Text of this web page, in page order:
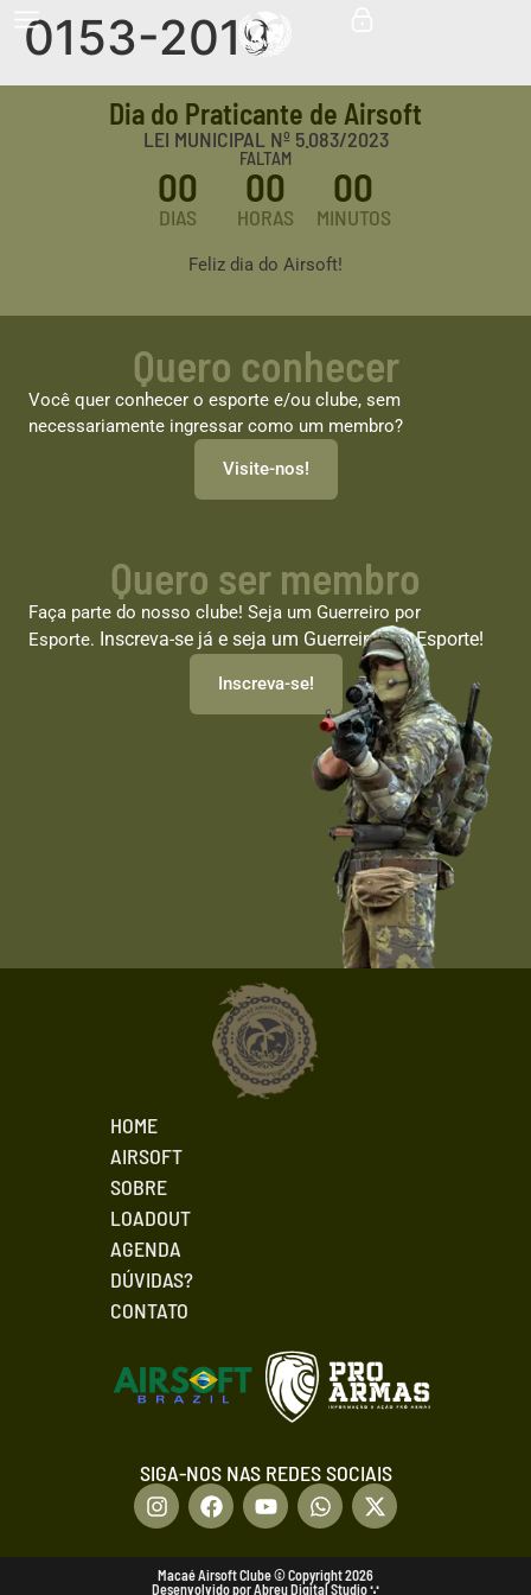
0153-2019
Dia do Praticante de Airsoft
LEI MUNICIPAL Nº 5.083/2023
FALTAM
00
DIAS
00
HORAS
00
MINUTOS
Feliz dia do Airsoft!
Quero conhecer
Você quer conhecer o esporte e/ou clube, sem
necessariamente ingressar como um membro?
Visite-nos!
Quero ser membro
Faça parte do nosso clube! Seja um Guerreiro por
Esporte. Inscreva-se já e seja um Guerreiro por Esporte!
Inscreva-se!
HOME
AIRSOFT
SOBRE
LOADOUT
AGENDA
DÚVIDAS?
CONTATO
SIGA-NOS NAS REDES SOCIAIS
Macaé Airsoft Clube © Copyright 2026
Desenvolvido por Abreu Digital Studio ∵